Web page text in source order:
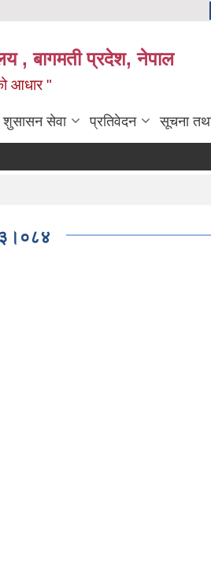
, बागमती प्रदेश, नेपाल
आधार "
शुसासन सेवा प्रतिवेदन सूचना